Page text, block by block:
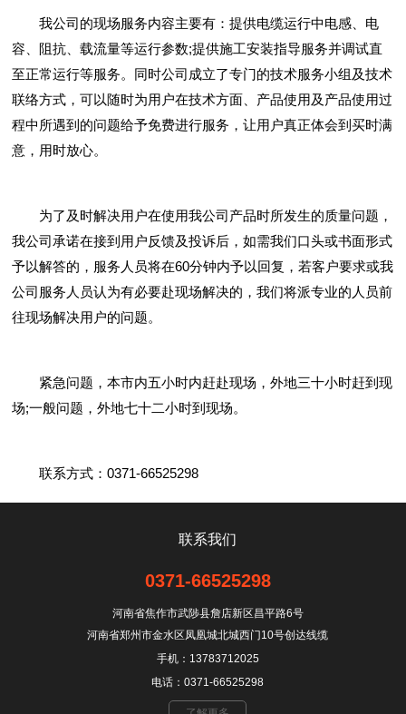
我公司的现场服务内容主要有：提供电缆运行中电感、电
容、阻抗、载流量等运行参数;提供施工安装指导服务并调试直
至正常运行等服务。同时公司成立了专门的技术服务小组及技术
联络方式，可以随时为用户在技术方面、产品使用及产品使用过
程中所遇到的问题给予免费进行服务，让用户真正体会到买时满
意，用时放心。
为了及时解决用户在使用我公司产品时所发生的质量问题，
我公司承诺在接到用户反馈及投诉后，如需我们口头或书面形式
予以解答的，服务人员将在60分钟内予以回复，若客户要求或我
公司服务人员认为有必要赴现场解决的，我们将派专业的人员前
往现场解决用户的问题。
紧急问题，本市内五小时内赶赴现场，外地三十小时赶到现
场;一般问题，外地七十二小时到现场。
联系方式：0371-66525298
联系我们
0371-66525298
河南省焦作市武陟县詹店新区昌平路6号
河南省郑州市金水区凤凰城北城西门10号创达线缆
手机：13783712025
电话：0371-66525298